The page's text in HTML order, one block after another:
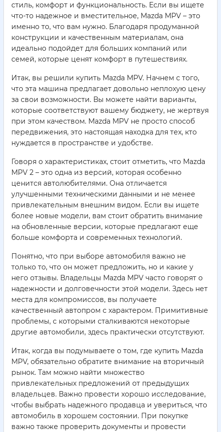
стиль, комфорт и функциональность. Если вы ищете
что-то надежное и вместительное, Mazda MPV – это
именно то, что вам нужно. Благодаря продуманной
конструкции и качественным материалам, она
идеально подойдет для больших компаний или
семей, которые ценят комфорт в путешествиях.
Итак, вы решили купить Mazda MPV. Начнем с того,
что эта машина предлагает довольно неплохую цену
за свои возможности. Вы можете найти варианты,
которые соответствуют вашему бюджету, не жертвуя
при этом качеством. Mazda MPV не просто способ
передвижения, это настоящая находка для тех, кто
нуждается в пространстве и удобстве.
Говоря о характеристиках, стоит отметить, что Mazda
MPV 2 – это одна из версий, которая особенно
ценится автолюбителями. Она отличается
улучшенными техническими данными и не менее
привлекательным внешним видом. Если вы ищете
более новые модели, вам стоит обратить внимание
на обновленные версии, которые предлагают еще
больше комфорта и современных технологий.
Понятно, что при выборе автомобиля важно не
только то, что он может предложить, но и какие у
него отзывы. Владельцы Mazda MPV часто говорят о
надежности и долговечности этой модели. Здесь нет
места для компромиссов, вы получаете
качественный автопром с характером. Примитивные
проблемы, с которыми сталкиваются некоторые
другие автомобили, здесь практически отсутствуют.
Итак, когда вы подумываете о том, где купить Mazda
MPV, обязательно обратите внимание на вторичный
рынок. Там можно найти множество
привлекательных предложений от предыдущих
владельцев. Важно провести хорошо исследование,
чтобы выбрать надежного продавца и увериться, что
автомобиль в хорошем состоянии. При покупке
важно также проверить документы и провести